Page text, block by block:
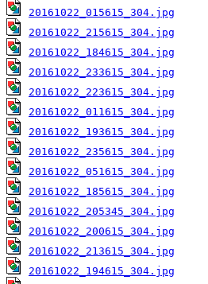
20161022_015615_304.jpg
20161022_215615_304.jpg
20161022_184615_304.jpg
20161022_233615_304.jpg
20161022_223615_304.jpg
20161022_011615_304.jpg
20161022_193615_304.jpg
20161022_235615_304.jpg
20161022_051615_304.jpg
20161022_185615_304.jpg
20161022_205345_304.jpg
20161022_200615_304.jpg
20161022_213615_304.jpg
20161022_194615_304.jpg